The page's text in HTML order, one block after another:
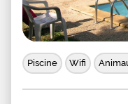
Piscine Wifi